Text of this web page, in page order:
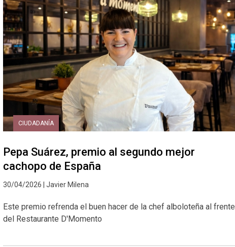
CIUDADANÍA
Pepa Suárez, premio al segundo mejor
cachopo de España
30/04/2026 | Javier Milena
Este premio refrenda el buen hacer de la chef alboloteña al frente
del Restaurante D'Momento